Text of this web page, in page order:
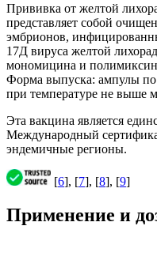
Прививка от желтой
представляет собой
эмбрионов,
17Д вируса желтой
мономицина и
Форма выпуска: ампулы по
при температуре не выше
Эта вакцина является
Международный
эндемичные регионы.
[6], [7], [8], [9]
Применение и